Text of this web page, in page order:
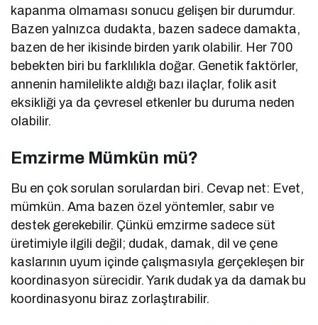
kapanma olmaması sonucu gelişen bir durumdur.
Bazen yalnızca dudakta, bazen sadece damakta,
bazen de her ikisinde birden yarık olabilir. Her 700
bebekten biri bu farklılıkla doğar. Genetik faktörler,
annenin hamilelikte aldığı bazı ilaçlar, folik asit
eksikliği ya da çevresel etkenler bu duruma neden
olabilir.
Emzirme Mümkün mü?
Bu en çok sorulan sorulardan biri. Cevap net: Evet,
mümkün. Ama bazen özel yöntemler, sabır ve
destek gerekebilir. Çünkü emzirme sadece süt
üretimiyle ilgili değil; dudak, damak, dil ve çene
kaslarının uyum içinde çalışmasıyla gerçekleşen bir
koordinasyon sürecidir. Yarık dudak ya da damak bu
koordinasyonu biraz zorlaştırabilir.